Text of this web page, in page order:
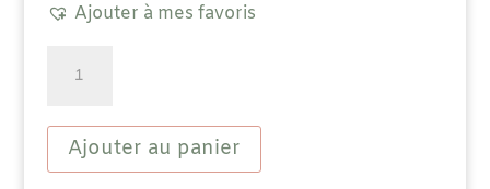
Ajouter à mes favoris
Fraicheur
d'Agrumes
Ajouter au panier